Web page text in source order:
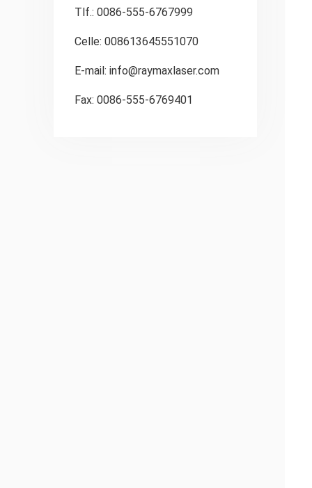
Tlf.: 0086-555-6767999
Celle: 008613645551070
E-mail:info@raymaxlaser.com
Fax: 0086-555-6769401